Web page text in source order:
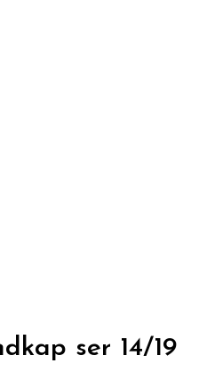
ser 14/19